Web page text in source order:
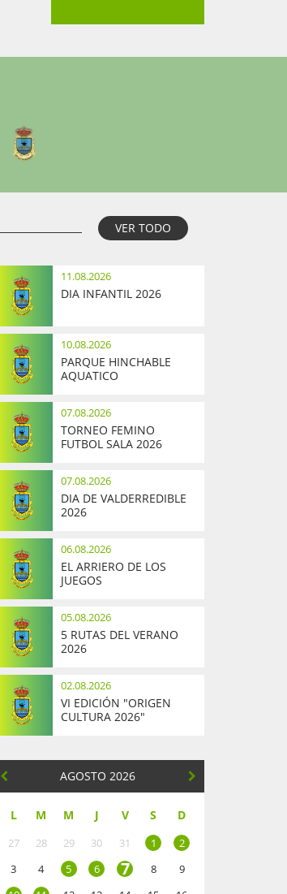
VER TODO
11.08.2026
DIA INFANTIL 2026
10.08.2026
PARQUE HINCHABLE
AQUATICO
07.08.2026
TORNEO FEMINO
FUTBOL SALA 2026
07.08.2026
DIA DE VALDERREDIBLE
2026
06.08.2026
EL ARRIERO DE LOS
JUEGOS
05.08.2026
5 RUTAS DEL VERANO
2026
02.08.2026
VI EDICIÓN "ORIGEN
CULTURA 2026"
AGOSTO 2026
L M M J V S D
27 28 29 30 31 1
2
3
4 5 6 7 8
9